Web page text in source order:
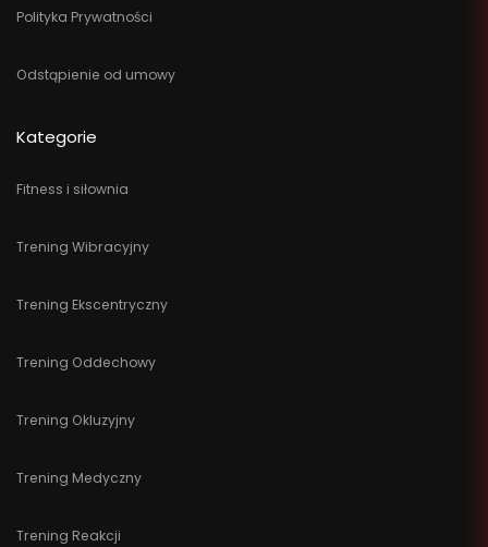
Polityka Prywatności
Odstąpienie od umowy
Kategorie
Fitness i siłownia
Trening Wibracyjny
Trening Ekscentryczny
Trening Oddechowy
Trening Okluzyjny
Trening Medyczny
Trening Reakcji